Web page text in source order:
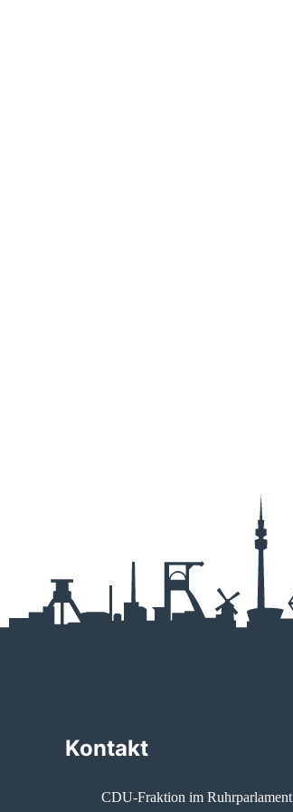
Kontakt
CDU-Fraktion im Ruhrparlament